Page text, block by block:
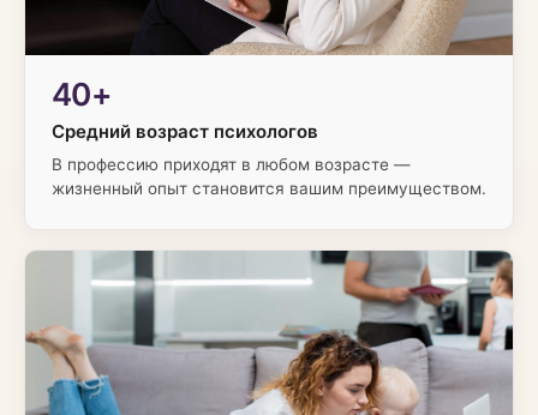
40+
Средний возраст психологов
В профессию приходят в любом возрасте —
жизненный опыт становится вашим преимуществом.